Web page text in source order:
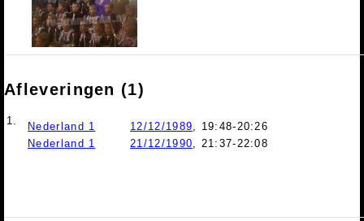
Afleveringen (1)
1. Nederland 1 12/12/1989 , 19:48-20:26
Nederland 1
21/12/1990 , 21:37-22:08